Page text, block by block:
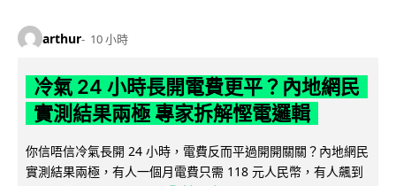
arthur 10 小時
冷氣 24 小時長開電費更平？內地網民
實測結果兩極 專家拆解慳電邏輯
你信唔信冷氣長開 24 小時，電費反而平過開開關關？內地網民
實測結果兩極，有人一個月電費只需 118 元人民幣，有人飆到